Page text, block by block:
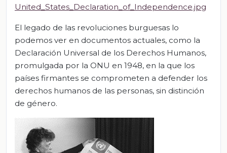
United_States_Declaration_of_Independence.jpg
El legado de las revoluciones burguesas lo
podemos ver en documentos actuales, como la
Declaración Universal de los Derechos Humanos,
promulgada por la ONU en 1948, en la que los
países firmantes se comprometen a defender los
derechos humanos de las personas, sin distinción
de género.